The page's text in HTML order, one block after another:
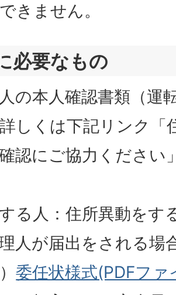
きません。
必要なもの
の本人確認書類（運
しくは下記リンク「
認にご協力ください
る人：住所異動をす
理人が届出をされる
委任状様式(PDFファ